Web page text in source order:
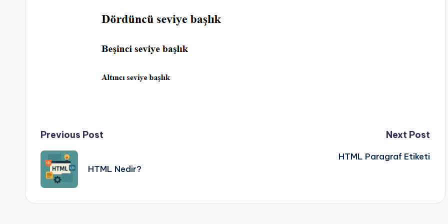
Post
navigation
Previous Post
HTML Nedir?
Next Post
HTML Paragraf Etiketi